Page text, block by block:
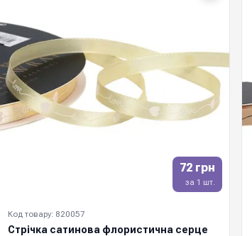
72 грн
за 1 шт.
Код товару: 820057
Стрічка сатинова флористична серце